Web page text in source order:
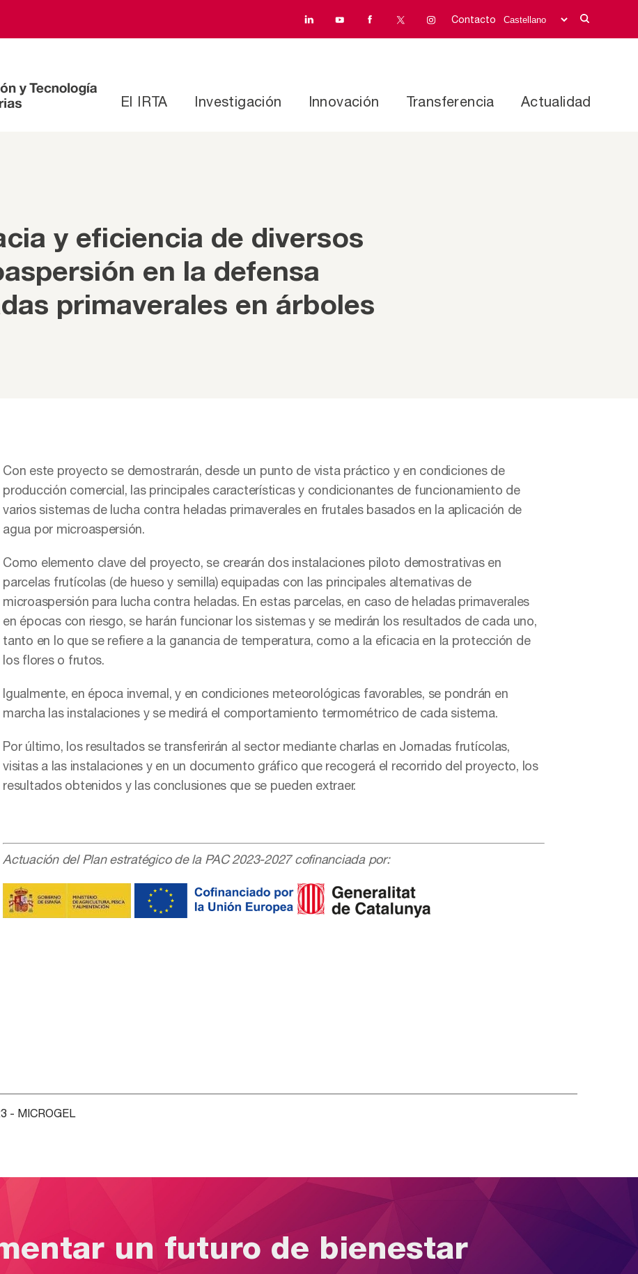
Contacto
El IRTA Investigación Innovación Transferencia Actualidad
y eficiencia de diversos
en la defensa
primaverales en árboles
Con este proyecto se demostrarán, desde un punto de vista práctico y en condiciones de
producción comercial, las principales características y condicionantes de funcionamiento de
varios sistemas de lucha contra heladas primaverales en frutales basados ​​en la aplicación de
agua por microaspersión.
Como elemento clave del proyecto, se crearán dos instalaciones piloto demostrativas en
parcelas frutícolas (de hueso y semilla) equipadas con las principales alternativas de
microaspersión para lucha contra heladas. En estas parcelas, en caso de heladas primaverales
en épocas con riesgo, se harán funcionar los sistemas y se medirán los resultados de cada uno,
tanto en lo que se refiere a la ganancia de temperatura, como a la eficacia en la protección de
los flores o frutos.
Igualmente, en época invernal, y en condiciones meteorológicas favorables, se pondrán en
marcha las instalaciones y se medirá el comportamiento termométrico de cada sistema.
Por último, los resultados se transferirán al sector mediante charlas en Jornadas frutícolas,
visitas a las instalaciones y en un documento gráfico que recogerá el recorrido del proyecto, los
resultados obtenidos y las conclusiones que se pueden extraer.
Actuación del Plan estratégico de la PAC 2023-2027 cofinanciada por:
- MICROGEL
un futuro de bienestar